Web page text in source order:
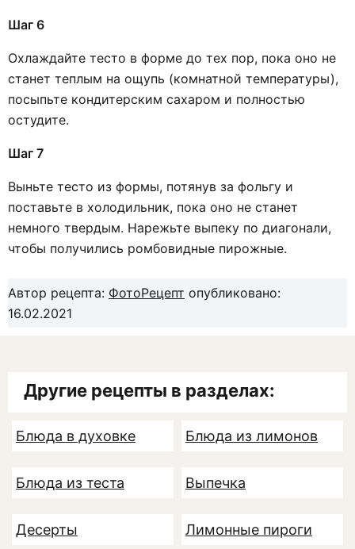
Шаг 6
Охлаждайте тесто в форме до тех пор, пока оно не
станет теплым на ощупь (комнатной температуры),
посыпьте кондитерским сахаром и полностью
остудите.
Шаг 7
Выньте тесто из формы, потянув за фольгу и
поставьте в холодильник, пока оно не станет
немного твердым. Нарежьте выпеку по диагонали,
чтобы получились ромбовидные пирожные.
Автор рецепта: ФотоРецепт опубликовано:
16.02.2021
Другие рецепты в разделах:
Блюда в духовке Блюда из лимонов
Блюда из теста Выпечка
Десерты Лимонные пироги